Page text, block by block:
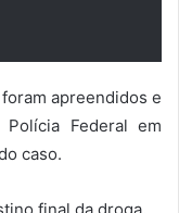
apreendidos e
Polícia Federal em
caso.